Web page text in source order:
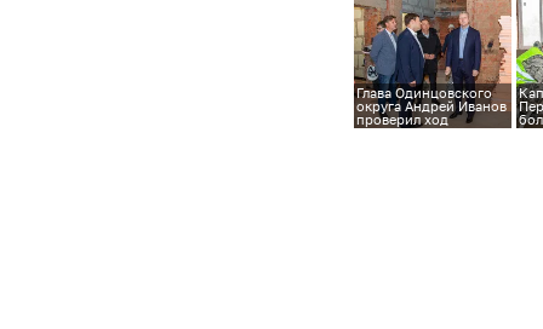
Глава Одинцовского
округа Андрей Иванов
проверил ход
капитального ремонта
на